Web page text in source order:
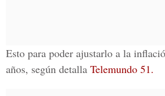
Esto para poder ajustarlo a la
años, según detalla Telemundo 51.